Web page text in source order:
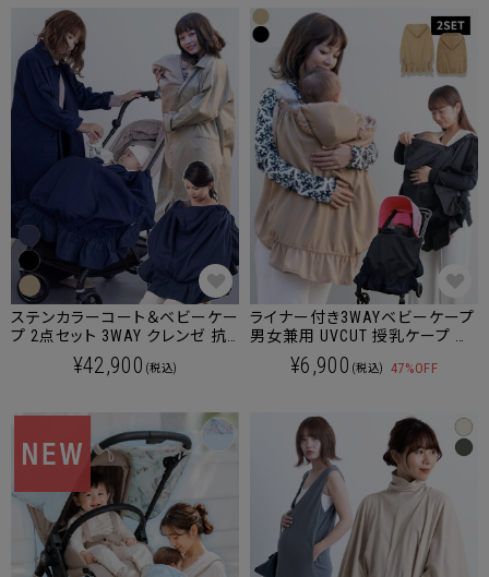
ステンカラーコート＆ベビーケー
プ 2点セット 3WAY クレンゼ 抗
菌・抗ウイルス素材 産前産後兼
用 男女兼用¥42,900 (税込)
ライナー付き3WAYベビーケープ
男女兼用 UVCUT 授乳ケープ 抱
っこ紐ケープ ベビーカーケープ
¥6,900 (税込) 47%OFF